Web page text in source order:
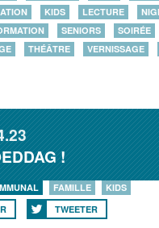
KIDS LECTURE
SENIORS SOIRÉE
THÉÂTRE VERNISSAGE
!
FAMILLE
KIDS
TWEETER